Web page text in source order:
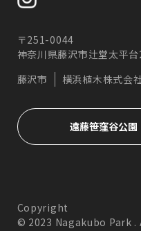
〒251-0044
神奈川県藤沢市辻堂太平
藤沢市
横浜植木株式会
遠藤笹窪谷公園
Copyright
© 2023 Nagakubo Park